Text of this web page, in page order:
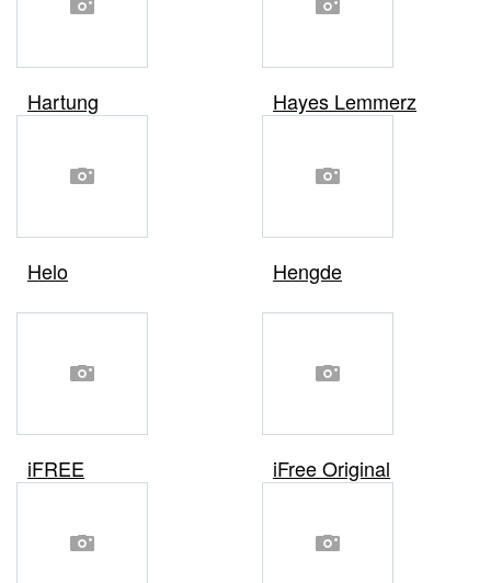
Hartung Hayes Lemmerz
Helo Hengde
iFREE iFree Original